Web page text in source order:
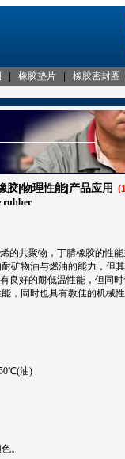
橡胶垫片 橡胶密封圈
|物理性能|产品应用
rubber
的共聚物，丁腈橡胶的性
矿物油与燃油的能力，但
良好的耐低温性能，但同
，同时也具有教佳的机械性
油)
。